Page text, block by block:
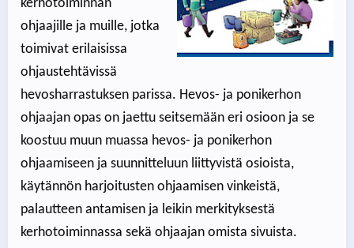
kerhotoiminnan
ohjaajille ja muille, jotka
toimivat erilaisissa
ohjaustehtävissä
hevosharrastuksen parissa. Hevos- ja ponikerhon
ohjaajan opas on jaettu seitsemään eri osioon ja se
koostuu muun muassa hevos- ja ponikerhon
ohjaamiseen ja suunnitteluun liittyvistä osioista,
käytännön harjoitusten ohjaamisen vinkeistä,
palautteen antamisen ja leikin merkityksestä
kerhotoiminnassa sekä ohjaajan omista sivuista.